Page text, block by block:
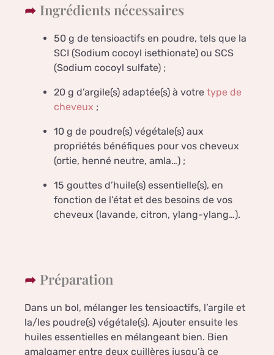
Ingrédients nécessaires
50 g de tensioactifs en poudre, tels que la
SCI (Sodium cocoyl isethionate) ou SCS
(Sodium cocoyl sulfate) ;
20 g d’argile(s) adaptée(s) à votre type de
cheveux ;
10 g de poudre(s) végétale(s) aux
propriétés bénéfiques pour vos cheveux
(ortie, henné neutre, amla…) ;
15 gouttes d’huile(s) essentielle(s), en
fonction de l’état et des besoins de vos
cheveux (lavande, citron, ylang-ylang…).
Préparation
Dans un bol, mélanger les tensioactifs, l’argile et
la/les poudre(s) végétale(s). Ajouter ensuite les
huiles essentielles en mélangeant bien. Bien
amalgamer entre deux cuillères jusqu’à ce